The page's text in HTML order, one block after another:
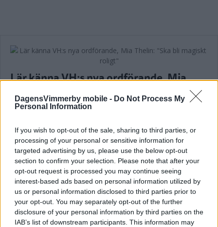
DagensVimmerby mobile - Do Not Process My
Personal Information
If you wish to opt-out of the sale, sharing to third parties, or
processing of your personal or sensitive information for
targeted advertising by us, please use the below opt-out
section to confirm your selection. Please note that after your
opt-out request is processed you may continue seeing
interest-based ads based on personal information utilized by
us or personal information disclosed to third parties prior to
your opt-out. You may separately opt-out of the further
disclosure of your personal information by third parties on the
IAB’s list of downstream participants. This information may
Lär känna VH:s nya ordförande, Mia
ISHOCKEY 27 maj 2025 10.00
Läs in fler nyheter
SENASTE
DEBATT: Jämlik vård kräver att vi vågar lämna ett föråldrat
system